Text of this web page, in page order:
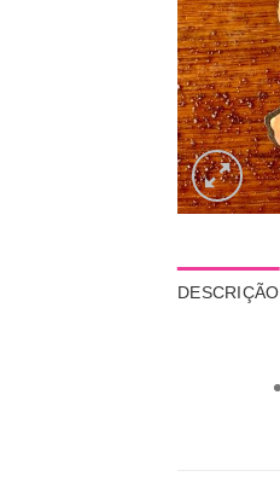
DESCRIÇÃO